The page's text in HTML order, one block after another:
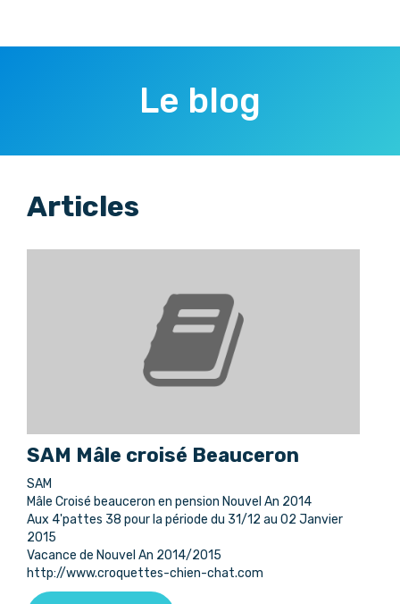
Le blog
Articles
SAM Mâle croisé Beauceron
SAM
Mâle Croisé beauceron en pension Nouvel An 2014
Aux 4'pattes 38 pour la période du 31/12 au 02 Janvier
2015
Vacance de Nouvel An 2014/2015
http://www.croquettes-chien-chat.com